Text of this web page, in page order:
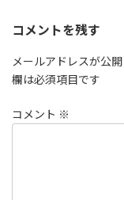
コメントを残す
メールアドレスが公
欄は必須項目です
コメント ※